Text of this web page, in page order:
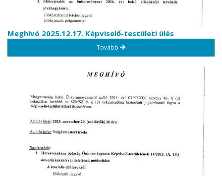
Meghívó 2025.12.17. Képviselő-testületi ülés
Tovább